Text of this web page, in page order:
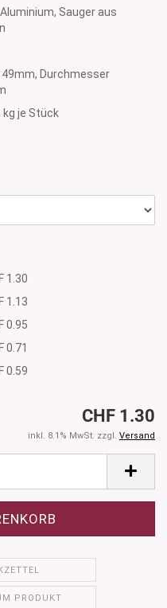
Sauger aus
49mm, Durchmesser
kg je Stück
1.30
1.13
0.95
0.71
0.59
CHF 1.30
inkl. 8.1% MwSt. zzgl. Versand
PRODUKT